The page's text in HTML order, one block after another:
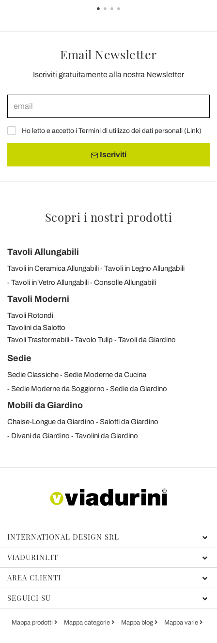
Email Newsletter
Iscriviti gratuitamente alla nostra Newsletter
Ho letto e accetto i Termini di utilizzo dei dati personali (Link)
Iscriviti
Scopri i nostri prodotti
Tavoli Allungabili
Tavoli in Ceramica Allungabili
Tavoli in Legno Allungabili
Tavoli in Vetro Allungabili
Consolle Allungabili
Tavoli Moderni
Tavoli Rotondi
Tavolini da Salotto
Tavoli Trasformabili
Tavolo Tulip Tavoli da Giardino
Sedie
Sedie Classiche
Sedie Moderne da Cucina
Sedie Moderne da Soggiorno
Sedie da Giardino
Mobili da Giardino
Chaise-Longue da Giardino
Salotti da Giardino
Divani da Giardino
Tavolini da Giardino
INTERNATIONAL DESIGN SRL
VIADURINI.IT
AREA CLIENTI
SEGUICI SU
Mappa prodotti Mappa categorie Mappa blog Mappa varie